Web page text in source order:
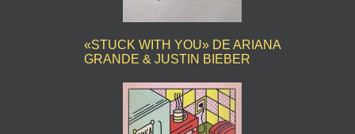
«STUCK WITH YOU» DE ARIANA
GRANDE & JUSTIN BIEBER